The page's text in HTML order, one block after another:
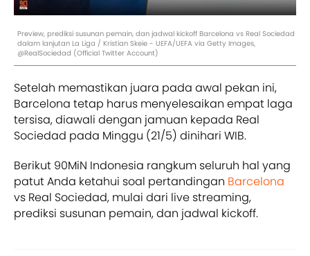
Preview, prediksi susunan pemain, dan jadwal kickoff Barcelona vs Real Sociedad
dalam lanjutan La Liga / Kristian Skeie - UEFA/UEFA via Getty Images,
@RealSociedad (Official Twitter Account)
Setelah memastikan juara pada awal pekan ini,
Barcelona tetap harus menyelesaikan empat laga
tersisa, diawali dengan jamuan kepada Real
Sociedad pada Minggu (21/5) dinihari WIB.
Berikut 90MiN Indonesia rangkum seluruh hal yang
patut Anda ketahui soal pertandingan Barcelona
vs Real Sociedad, mulai dari live streaming,
prediksi susunan pemain, dan jadwal kickoff.